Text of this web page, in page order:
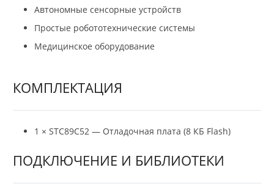
Автономные сенсорные устройств
Простые робототехнические системы
Медицинское оборудование
КОМПЛЕКТАЦИЯ
1 × STC89C52 — Отладочная плата (8 КБ Flash)
ПОДКЛЮЧЕНИЕ И БИБЛИОТЕКИ